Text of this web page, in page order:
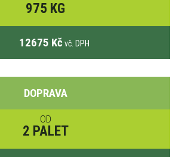
975 KG
12675 Kč vč. DPH
DOPRAVA
OD
2 PALET